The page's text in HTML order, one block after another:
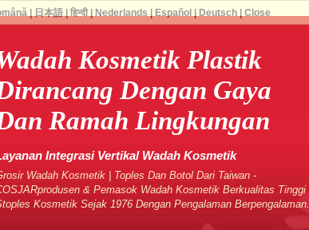
Kosmetik Plastik
Dengan Gaya
Ramah Lingkungan
Integrasi Vertikal Wadah Kosmetik
Wadah Kosmetik | Toples Dan Botol Dari Taiwan -
& Pemasok Wadah Kosmetik Berkualitas Tinggi |
Kosmetik Sejak 1976 Dengan Pengalaman Berpengalaman.
| 日本語| हिन्दी| Nederlands Español Deutsch| Close